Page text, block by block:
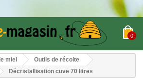
0
miel
Outils de récolte
Décristallisation cuve 70 litres